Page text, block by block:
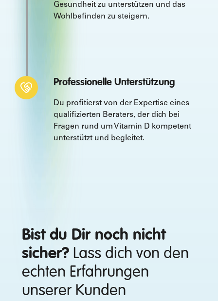
Gesundheit zu unterstützen und das
Wohlbefinden zu steigern.
Professionelle Unterstützung
Du profitierst von der Expertise eines
qualifizierten Beraters, der dich bei
Fragen rund um Vitamin D kompetent
unterstützt und begleitet.
Bist du Dir noch nicht
sicher?Lass dich von den
echten Erfahrungen
unserer Kunden